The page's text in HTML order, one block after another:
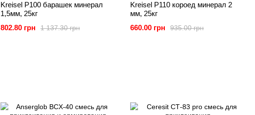
Kreisel Р100 барашек минерал
1,5мм, 25кг
1 137.30 грн
802.80 грн
Kreisel Р110 короед минерал 2
мм, 25кг
935.00 грн
660.00 грн